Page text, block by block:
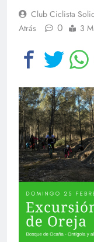
Club Ciclista
Atrás
0 3